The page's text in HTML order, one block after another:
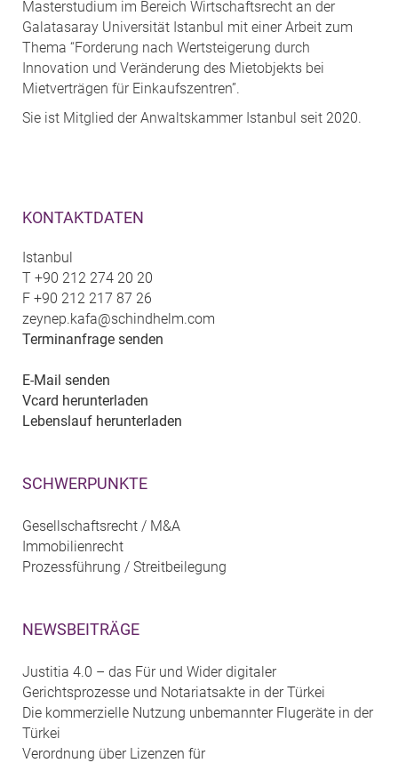
KONTAKTDATEN
Istanbul
T +90 212 274 20 20
F +90 212 217 87 26
zeynep.kafa@schindhelm.com
Terminanfrage senden
E-Mail senden
Vcard herunterladen
Lebenslauf herunterladen
SCHWERPUNKTE
Gesellschaftsrecht / M&A
Immobilienrecht
Prozessführung / Streitbeilegung
NEWSBEITRÄGE
Justitia 4.0 – das Für und Wider digitaler
Gerichtsprozesse und Notariatsakte in der Türkei
Die kommerzielle Nutzung unbemannter Flugeräte in der
Türkei
Verordnung über Lizenzen für
Masterstudium im Bereich Wirtschaftsrecht an der
Galatasaray Universität Istanbul mit einer Arbeit zum
Thema “Forderung nach Wertsteigerung durch
Innovation und Veränderung des Mietobjekts bei
Mietverträgen für Einkaufszentren”.
Sie ist Mitglied der Anwaltskammer Istanbul seit 2020.